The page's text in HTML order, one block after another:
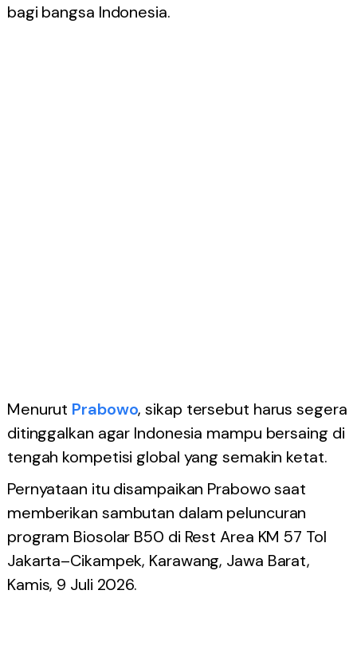
bagi bangsa Indonesia.
Menurut Prabowo, sikap tersebut harus segera
ditinggalkan agar Indonesia mampu bersaing di
tengah kompetisi global yang semakin ketat.
Pernyataan itu disampaikan Prabowo saat
memberikan sambutan dalam peluncuran
program Biosolar B50 di Rest Area KM 57 Tol
Jakarta–Cikampek, Karawang, Jawa Barat,
Kamis, 9 Juli 2026.